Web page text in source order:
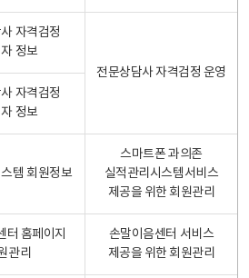
자격검정
정보
전문상담사 자격검정 운영
자격검정
정보
템 회원정보
스마트폰 과의존
실적관리시스템서비스
제공을 위한 회원관리
터 홈페이지
관리
손말이음센터 서비스
제공을 위한 회원관리